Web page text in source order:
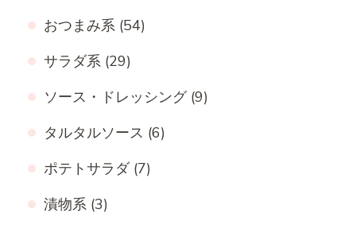
おつまみ系 (54)
サラダ系 (29)
ソース・ドレッシング(9)
タルタルソース (6)
ポテトサラダ (7)
漬物系 (3)